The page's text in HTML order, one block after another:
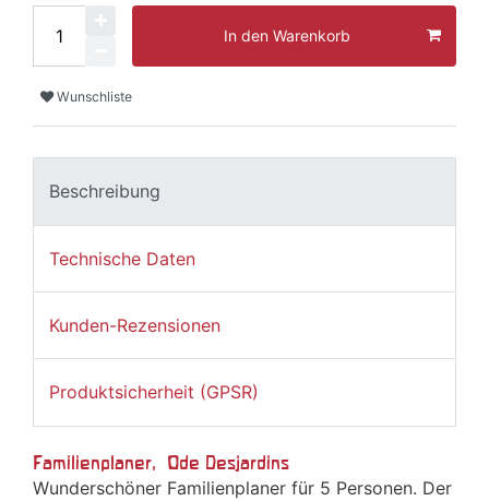
In den Warenkorb
Wunschliste
Beschreibung
Technische Daten
Kunden-Rezensionen
Produktsicherheit (GPSR)
Familienplaner, Ode Desjardins
Wunderschöner Familienplaner für 5 Personen. Der